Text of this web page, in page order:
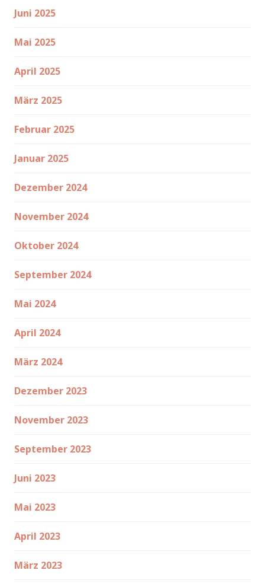
Juni 2025
Mai 2025
April 2025
März 2025
Februar 2025
Januar 2025
Dezember 2024
November 2024
Oktober 2024
September 2024
Mai 2024
April 2024
März 2024
Dezember 2023
November 2023
September 2023
Juni 2023
Mai 2023
April 2023
März 2023